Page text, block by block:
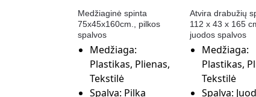
Medžiaginė spinta
75x45x160cm., pilkos
spalvos
Medžiaga:
Plastikas, Plienas,
Tekstilė
Spalva: Pilka
Atvira drabužių
112 x 43 x 165
juodos spalvos
Medžiaga:
Plastikas,
Tekstilė
Spalva: